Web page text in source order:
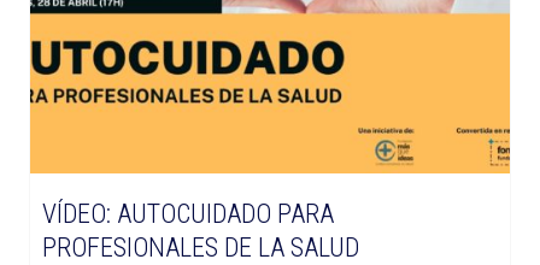
VÍDEO: AUTOCUIDADO PARA
PROFESIONALES DE LA SALUD